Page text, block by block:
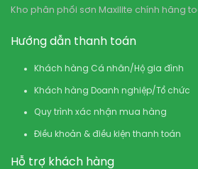
Kho phân phối sơn Maxilite chính hãng
Hướng dẫn thanh toán
Khách hàng Cá nhân/Hộ gia đình
Khách hàng Doanh nghiệp/Tổ chức
Quy trình xác nhận mua hàng
Điều khoản & điều kiện thanh toán
Hỗ trợ khách hàng